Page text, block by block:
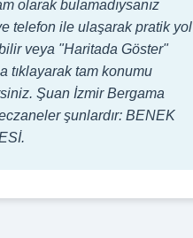
olarak bulamadıysanız
telefon ile ulaşarak pratik yol
veya "Haritada Göster"
tıklayarak tam konumu
Şuan İzmir Bergama
şunlardır: BENEK